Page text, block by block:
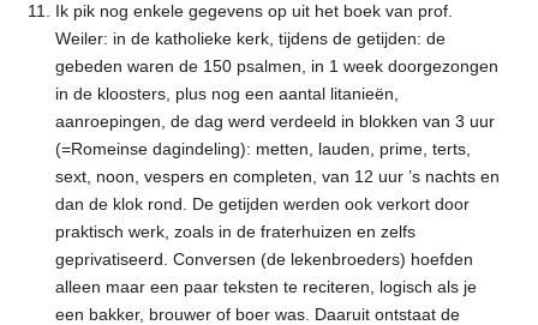
Ik pik nog enkele gegevens op uit het boek van prof.
Weiler: in de katholieke kerk, tijdens de getijden: de
gebeden waren de 150 psalmen, in 1 week doorgezongen
in de kloosters, plus nog een aantal litanieën,
aanroepingen, de dag werd verdeeld in blokken van 3 uur
(=Romeinse dagindeling): metten, lauden, prime, terts,
sext, noon, vespers en completen, van 12 uur ’s nachts en
dan de klok rond. De getijden werden ook verkort door
praktisch werk, zoals in de fraterhuizen en zelfs
geprivatiseerd. Conversen (de lekenbroeders) hoefden
alleen maar een paar teksten te reciteren, logisch als je
een bakker, brouwer of boer was. Daaruit ontstaat de